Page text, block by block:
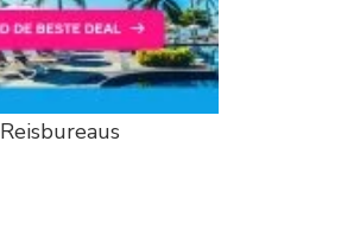
Reisbureaus